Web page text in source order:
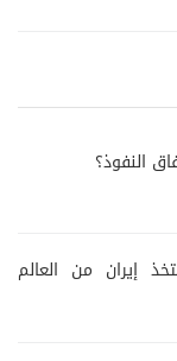
النفوذ؟
إيران من العالم